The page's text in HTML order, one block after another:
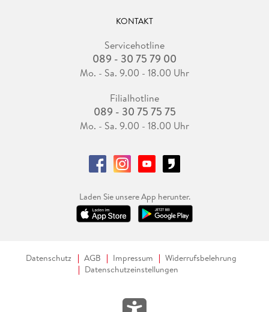
KONTAKT
Servicehotline
089 - 30 75 79 00
Mo. - Sa. 9.00 - 18.00 Uhr
Filialhotline
089 - 30 75 75 75
Mo. - Sa. 9.00 - 18.00 Uhr
Laden Sie unsere App herunter.
Datenschutz AGB Impressum
Widerrufsbelehrung
Datenschutzeinstellungen